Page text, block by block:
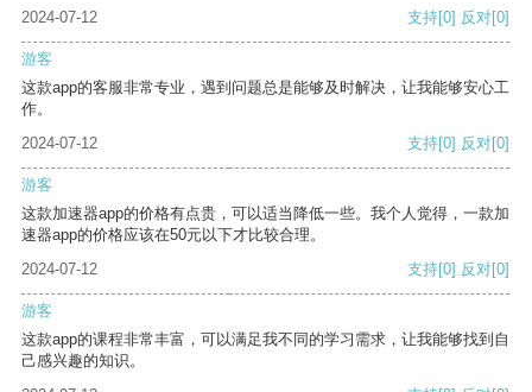
2024-07-12
支持[0] 反对[0]
游客
这款app的客服非常专业，遇到问题总是能够及时解决，让我能够安心工
作。
2024-07-12
支持[0] 反对[0]
游客
这款加速器app的价格有点贵，可以适当降低一些。我个人觉得，一款加
速器app的价格应该在50元以下才比较合理。
2024-07-12
支持[0] 反对[0]
游客
这款app的课程非常丰富，可以满足我不同的学习需求，让我能够找到自
己感兴趣的知识。